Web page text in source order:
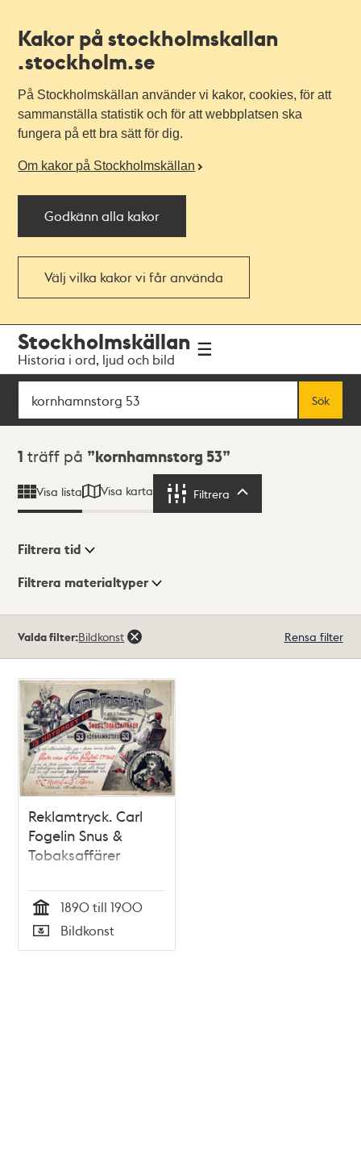
Kakor på stockholmskallan
.stockholm.se
På Stockholmskällan använder vi kakor, cookies, för att
sammanställa statistik och för att webbplatsen ska
fungera på ett bra sätt för dig.
Om kakor på Stockholmskällan
Godkänn alla kakor
Välj vilka kakor vi får använda
navigationen
huvudinnehållet
Stockholmskällan
Historia i ord, ljud och bild
Sök
Sök
Sökresultat
1 träff på kornhamnstorg 53
Visa lista Visa karta Filtrera
Visningsläge
Filtrera tid
Filtrera materialtyper
träffar
Valda filter:Bildkonst Rensa filter
Reklamtryck. Carl
Fogelin Snus &
Tobaksaffärer
Tid
1890 till 1900
Typ
Bildkonst